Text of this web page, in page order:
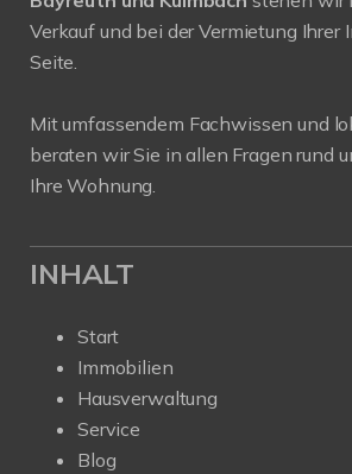
Verkauf und bei der Vermietung Ihrer
Seite.
Mit umfassendem Fachwissen und
beraten wir Sie in allen Fragen rund
Ihre Wohnung.
INHALT
Start
Immobilien
Hausverwaltung
Service
Blog